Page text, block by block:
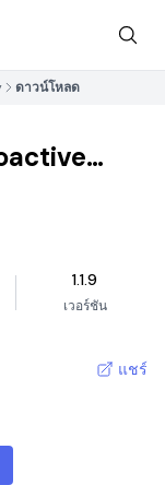
ดาวน์โหลด
1.1.9
เวอร์ชัน
แชร์